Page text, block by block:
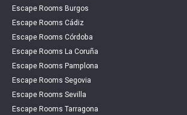
Escape Rooms Burgos
Escape Rooms Cádiz
Escape Rooms Córdoba
Escape Rooms La Coruña
Escape Rooms Pamplona
Escape Rooms Segovia
Escape Rooms Sevilla
Escape Rooms Tarragona